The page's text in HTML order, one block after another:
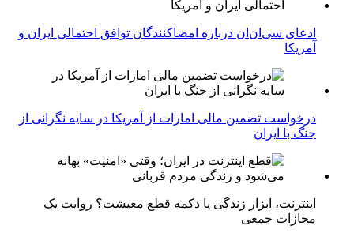
ادعای سی‌ان‌ان درباره امضاکنندگان توافق احتمالی ایران و
آمریکا
درخواست تضمین مالی امارات از آمریکا در سایه نگرانی از
جنگ با ایران
اینترنت، ابزار زندگی یا دکمه قطع معیشت؟ روایت یک
مجازات جمعی